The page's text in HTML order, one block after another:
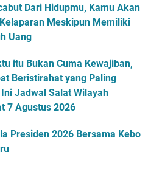
Dari Hidupmu, Kamu Akan
Meskipun Memiliki
Uang
itu Bukan Cuma Kewajiban,
Beristirahat yang Paling
Jadwal Salat Wilayah
7 Agustus 2026
Presiden 2026 Bersama Kebo